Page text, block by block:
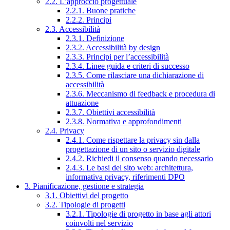
2.2.1. Buone pratiche
2.2.2. Principi
2.3. Accessibilità
2.3.1. Definizione
2.3.2. Accessibilità by design
2.3.3. Principi per l’accessibilità
2.3.4. Linee guida e criteri di successo
2.3.5. Come rilasciare una dichiarazione di
accessibilità
2.3.6. Meccanismo di feedback e procedura di
attuazione
2.3.7. Obiettivi accessibilità
2.3.8. Normativa e approfondimenti
2.4. Privacy
2.4.1. Come rispettare la privacy sin dalla
progettazione di un sito o servizio digitale
2.4.2. Richiedi il consenso quando necessario
2.4.3. Le basi del sito web: architettura,
informativa privacy, riferimenti DPO
3. Pianificazione, gestione e strategia
3.1. Obiettivi del progetto
3.2. Tipologie di progetti
3.2.1. Tipologie di progetto in base agli attori
coinvolti nel servizio